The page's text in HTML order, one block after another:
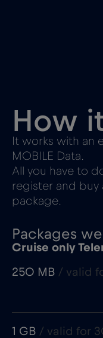
How
It works with an
MOBILE Data.
All you have to
register and buy
package.
Packages
Cruise only
250 MB / valid
1 GB / valid for